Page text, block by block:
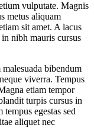
vulputate. Magnis
metus aliquam
sit amet. A lacus
nibh mauris cursus
bibendum
viverra. Tempus
etiam tempor
turpis cursus in
egestas sed
aliquet nec